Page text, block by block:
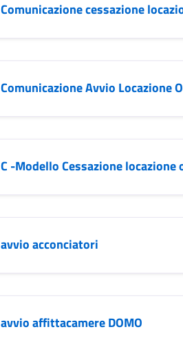
Comunicazione cessazione
Comunicazione Avvio Locazione
C -Modello Cessazione
avvio acconciatori
avvio affittacamere DOMO